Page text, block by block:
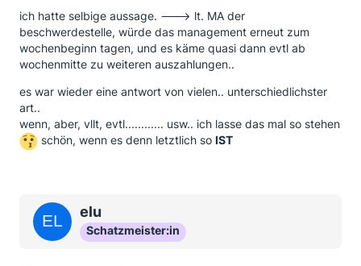
ich hatte selbige aussage. ---> lt. MA der
beschwerdestelle, würde das management erneut zum
wochenbeginn tagen, und es käme quasi dann evtl ab
wochenmitte zu weiteren auszahlungen..
es war wieder eine antwort von vielen.. unterschiedlichster
art..
wenn, aber, vllt, evtl............ usw.. ich lasse das mal so stehen
schön, wenn es denn letztlich so IST
elu
Schatzmeister:in